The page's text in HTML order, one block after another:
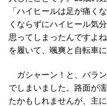
「ハイヒールは足が痛く
くならずにハイヒール気
思ってしまったんですよ
を履いて、颯爽と自転車
ガシャーン！と、バラ
でしまいました。路面が
たかもしれませんが、主